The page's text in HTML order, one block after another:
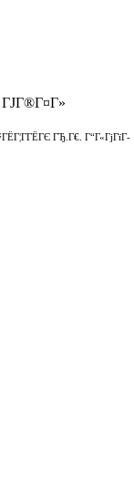
ГЂ.Г€. Г“Г«ГјГїГ­